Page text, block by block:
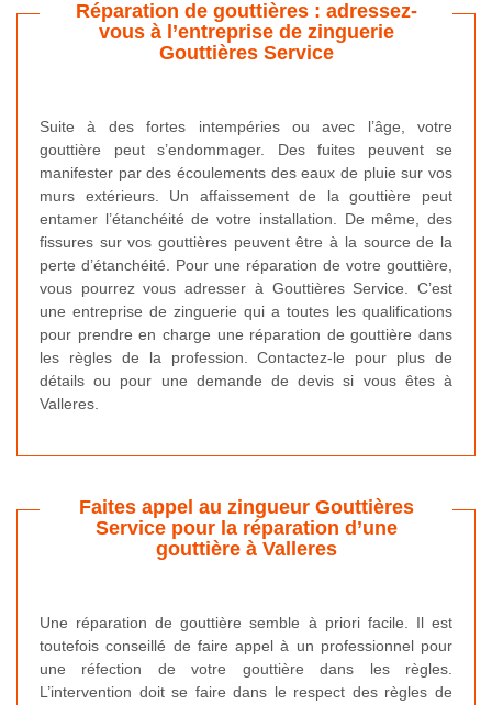
Réparation de gouttières : adressez-
vous à l’entreprise de zinguerie
Gouttières Service
Suite à des fortes intempéries ou avec l’âge, votre
gouttière peut s’endommager. Des fuites peuvent se
manifester par des écoulements des eaux de pluie sur vos
murs extérieurs. Un affaissement de la gouttière peut
entamer l’étanchéité de votre installation. De même, des
fissures sur vos gouttières peuvent être à la source de la
perte d’étanchéité. Pour une réparation de votre gouttière,
vous pourrez vous adresser à Gouttières Service. C’est
une entreprise de zinguerie qui a toutes les qualifications
pour prendre en charge une réparation de gouttière dans
les règles de la profession. Contactez-le pour plus de
détails ou pour une demande de devis si vous êtes à
Valleres.
Faites appel au zingueur Gouttières
Service pour la réparation d’une
gouttière à Valleres
Une réparation de gouttière semble à priori facile. Il est
toutefois conseillé de faire appel à un professionnel pour
une réfection de votre gouttière dans les règles.
L’intervention doit se faire dans le respect des règles de